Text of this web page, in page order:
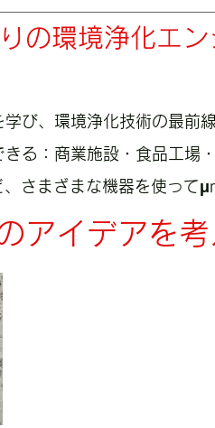
の環境浄化エ
び、環境浄化技術の最前
る：商業施設・食品工場
さまざまな機器を使って
アイデアを考